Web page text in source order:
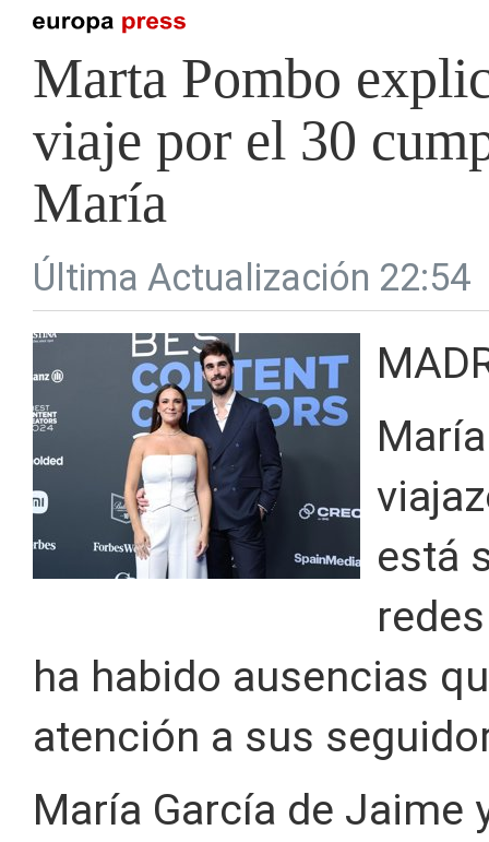
Marta Pombo
viaje por el 30
María
Última Actualización 22:54
está
ha habido ausencias
atención a sus
María García de Jaime